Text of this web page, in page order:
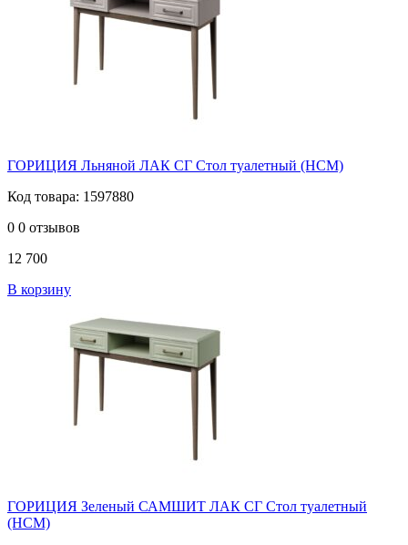
ГОРИЦИЯ Льняной ЛАК СГ Стол туалетный (НСМ)
Код товара: 1597880
0 0 отзывов
12 700
В корзину
ГОРИЦИЯ Зеленый САМШИТ ЛАК СГ Стол туалетный
(НСМ)